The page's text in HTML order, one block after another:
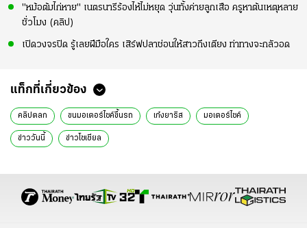
"หม้อต้มไก่หาย" เนตรนารีร้องไห้ไม่หยุด วุ่นทั้งค่ายลูกเสือ ครูหาต้นเหตุหลาย
ชั่วโมง (คลิป)
เปิดวงจรปิด รู้เลยฝีมือใคร เสิร์ฟปลาช่อนให้สาวถึงเตียง ท่าทางจะกลัวอด
แท็กที่เกี่ยวข้อง
คลิปตลก ขนมอเตอร์ไซค์ขึ้นรถ เก๋งยาริส มอเตอร์ไซค์
ข่าววันนี้ ข่าวโซเชียล